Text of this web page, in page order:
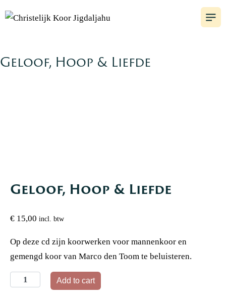
Geloof, Hoop & Liefde
Geloof, Hoop & Liefde
€ 15,00 incl. btw
Op deze cd zijn koorwerken voor mannenkoor en
gemengd koor van Marco den Toom te beluisteren.
Add to cart